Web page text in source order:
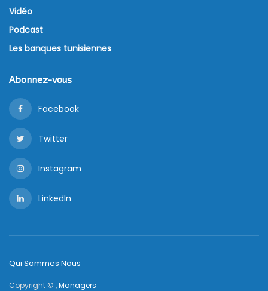
Vidéo
Podcast
Les banques tunisiennes
Abonnez-vous
Facebook
Twitter
Instagram
LinkedIn
Qui Sommes Nous
Copyright © ,Managers